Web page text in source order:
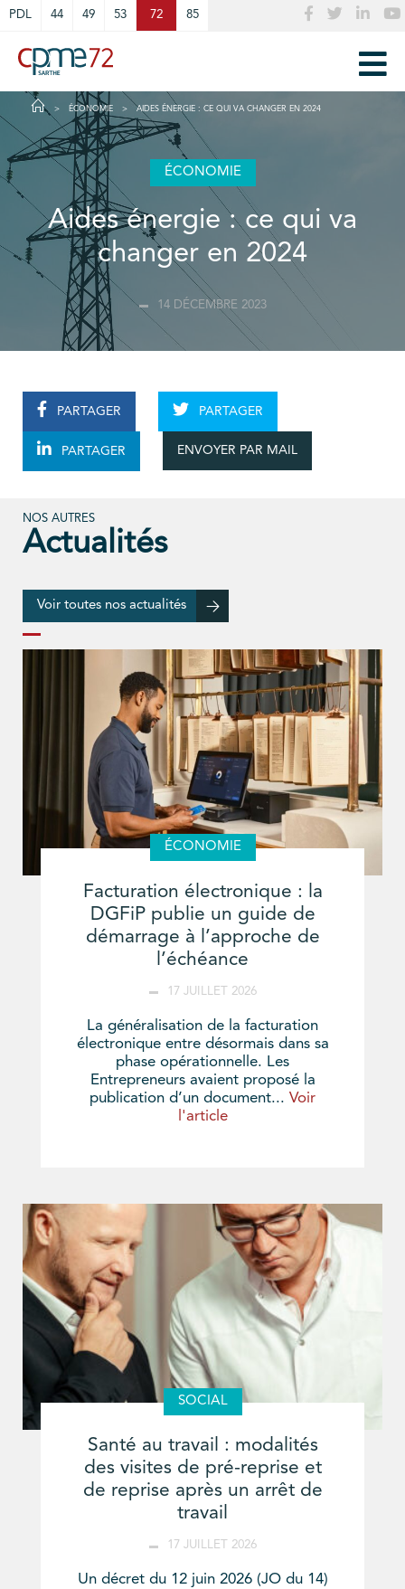
PDL 44 49 53 72 85
ÉCONOMIE AIDES ÉNERGIE : CE QUI VA CHANGER EN 2024
ÉCONOMIE
Aides énergie : ce qui va
changer en 2024
14 DÉCEMBRE 2023
PARTAGER PARTAGER
PARTAGER ENVOYER PAR MAIL
NOS AUTRES
Actualités
Voir toutes nos actualités
ÉCONOMIE
Facturation électronique : la
DGFiP publie un guide de
démarrage à l’approche de
l’échéance
17 JUILLET 2026
La généralisation de la facturation
électronique entre désormais dans sa
phase opérationnelle. Les
Entrepreneurs avaient proposé la
publication d’un document... Voir
l'article
SOCIAL
Santé au travail : modalités
des visites de pré-reprise et
de reprise après un arrêt de
travail
17 JUILLET 2026
Un décret du 12 juin 2026 (JO du 14)
Cookies management panel